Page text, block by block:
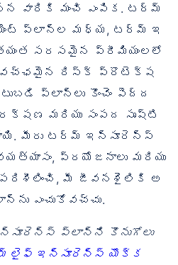
వారికి మంచి ఎంపిక. టర్మ్
ప్లాన్‌ల మధ్య, టర్మ్ ఇ
సరసమైన ప్రీమియంలలో
రిస్క్ ప్రొటెక్ష
ప్లాన్‌లు కొంచెం పెద్ద
మరియు సంపద సృష్టి
మీరు టర్మ్ ఇన్సూరెన్స్
ప్రయోజనాలు మరియు
మీ జీవనశైలికి అ
ఎంచుకోవచ్చు.
ప్లాన్‌ని కొనుగోలు
లైఫ్ ఇన్సూరెన్స్ యొక్క